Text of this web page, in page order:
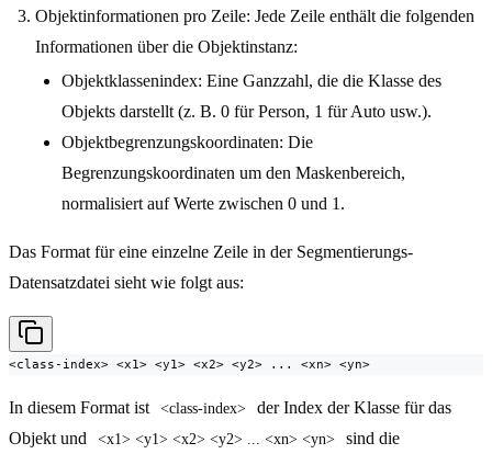
Objektinformationen pro Zeile: Jede Zeile enthält die folgenden
Informationen über die Objektinstanz:
Objektklassenindex: Eine Ganzzahl, die die Klasse des
Objekts darstellt (z. B. 0 für Person, 1 für Auto usw.).
Objektbegrenzungskoordinaten: Die
Begrenzungskoordinaten um den Maskenbereich,
normalisiert auf Werte zwischen 0 und 1.
Das Format für eine einzelne Zeile in der Segmentierungs-
Datensatzdatei sieht wie folgt aus:
<class-index> <x1> <y1> <x2> <y2> ... <xn> <yn>
In diesem Format ist <class-index>
der Index der Klasse für das
Objekt und
<x1> <y1> <x2> <y2> ... <xn> <yn>
sind die